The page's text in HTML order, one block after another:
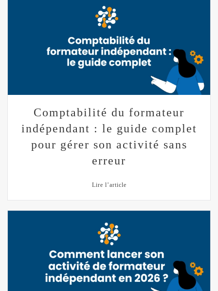
Comptabilité du formateur
indépendant : le guide complet
pour gérer son activité sans
erreur
Lire l’article